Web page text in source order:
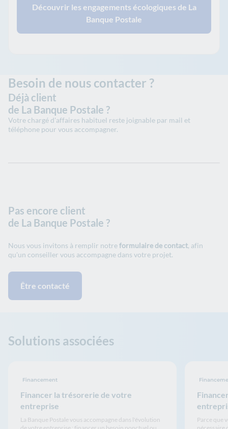
Découvrir les engagements écologiques de La
Banque Postale
Besoin de nous contacter ?
Déjà client
de La Banque Postale ?
Votre chargé d'affaires habituel reste joignable par mail et
téléphone pour vous accompagner.
Pas encore client
de La Banque Postale ?
Nous vous invitons à remplir notreformulaire de contact, afin
qu'un conseiller vous accompagne dans votre projet.
Être contacté
Solutions associées
Financer la trésorerie de votre
entreprise
Financement
La Banque Postale vous accompagne dans l'évolution
Parce que